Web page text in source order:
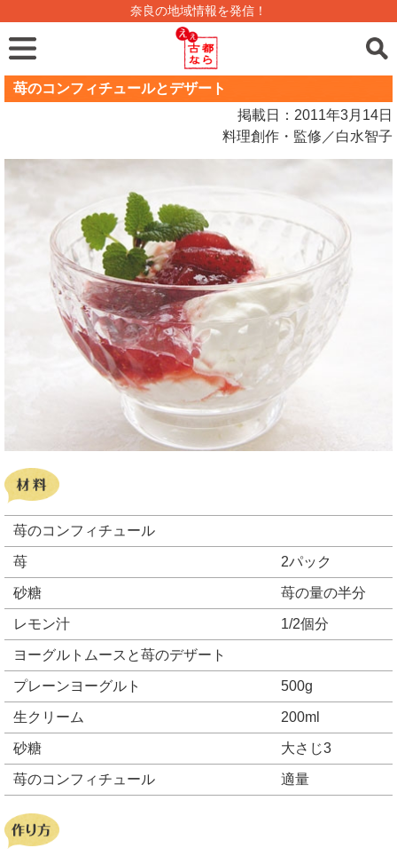
奈良の地域情報を発信！
苺のコンフィチュールとデザート
掲載日：2011年3月14日
料理創作・監修／白水智子
苺のコンフィチュール
苺 2パック
砂糖 苺の量の半分
レモン汁 1/2個分
ヨーグルトムースと苺のデザート
プレーンヨーグルト 500g
生クリーム 200ml
砂糖 大さじ3
苺のコンフィチュール 適量